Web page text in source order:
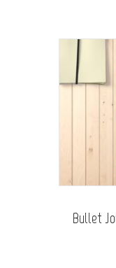
Bullet